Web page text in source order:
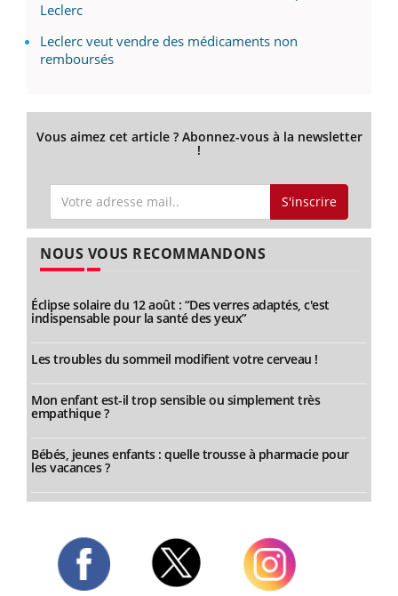
Leclerc
Leclerc veut vendre des médicaments non
remboursés
Vous aimez cet article ? Abonnez-vous à la newsletter
!
S'inscrire
NOUS VOUS RECOMMANDONS
Éclipse solaire du 12 août : “Des verres adaptés, c'est
indispensable pour la santé des yeux”
Les troubles du sommeil modifient votre cerveau !
Mon enfant est-il trop sensible ou simplement très
empathique ?
Bébés, jeunes enfants : quelle trousse à pharmacie pour
les vacances ?